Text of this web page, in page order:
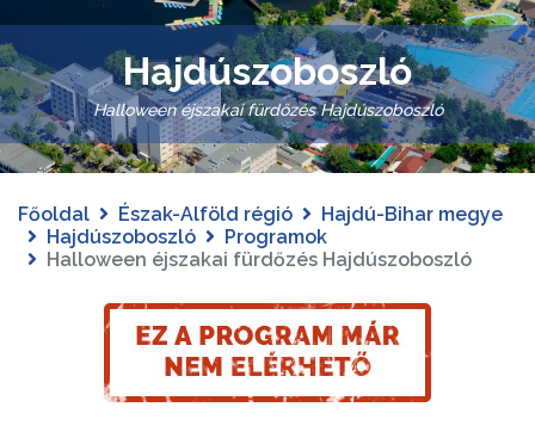
Hajdúszoboszló
Halloween éjszakai fürdőzés Hajdúszoboszló
Főoldal Észak-Alföld régió
Hajdú-Bihar megye
Hajdúszoboszló
Programok
Halloween éjszakai fürdőzés Hajdúszoboszló